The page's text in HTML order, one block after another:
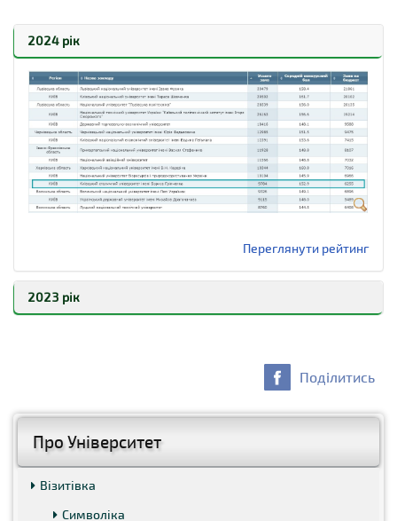
Про Університет
Візитівка
Символіка
2024 рік
Переглянути рейтинг
2023 рік
Поділитись